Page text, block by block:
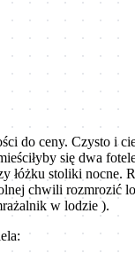
do ceny. Czysto i
się dwa
łóżku stoliki nocne.
chwili rozmrozić
w lodzie ).